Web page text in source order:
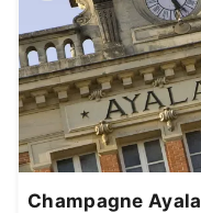
Champagne Ayala